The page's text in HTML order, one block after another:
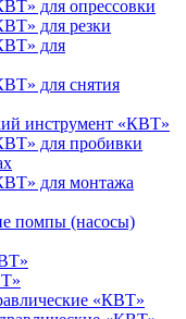
для опрессовки
для резки
для
для снятия
инструмент «КВТ»
для пробивки
для монтажа
помпы (насосы)
«КВТ»